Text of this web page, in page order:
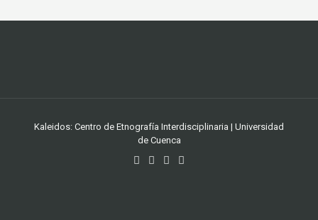
Kaleidos: Centro de Etnografía Interdisciplinaria | Universidad
de Cuenca